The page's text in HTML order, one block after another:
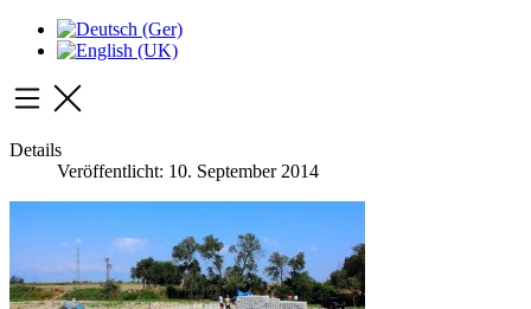
Details
Veröffentlicht: 10. September 2014